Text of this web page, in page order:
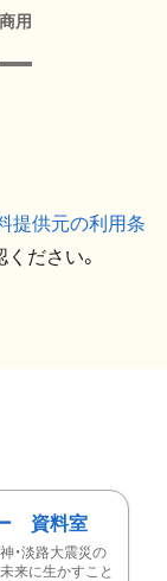
商用
提供元の利用条
ださい。
資料室
・淡路大震災の
来に生かすこと